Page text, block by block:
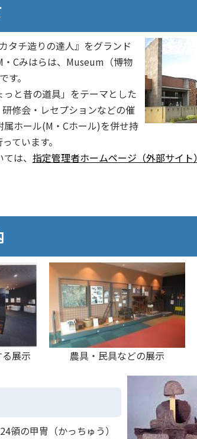
タチ造りの達人』をグランド
Cみはらは、Museum（博物
。
と昔の道具」をテーマとした
修会・レセプションなどの催
ホール(M・Cホール)を併せ持
ています。
は、 指定管理者ホームページ（外部サイト）
展示 農具・民具などの展示
領の甲冑（かっちゅう）